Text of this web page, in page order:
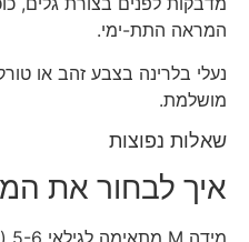
המראה התת-ימי.
נעלי בלרינה בצבע זהב או
מושלמת.
שאלות נפוצות
איך לבחור את